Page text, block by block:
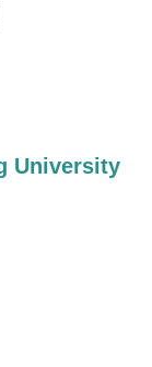
University